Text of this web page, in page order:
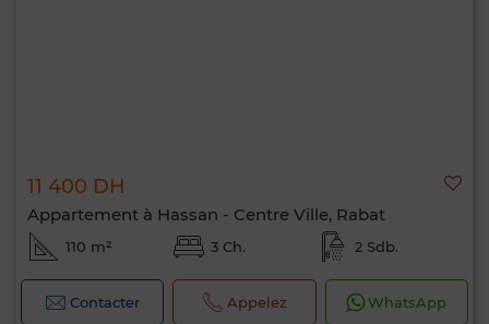
11 400 DH
Appartement à Hassan - Centre Ville, Rabat
110 m² 3 Ch. 2 Sdb.
Contacter Appelez WhatsApp